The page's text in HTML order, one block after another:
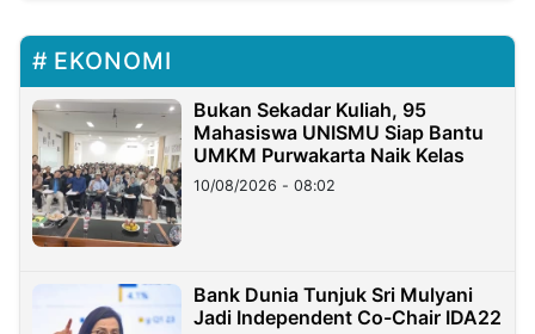
EKONOMI
Bukan Sekadar Kuliah, 95
Mahasiswa UNISMU Siap Bantu
UMKM Purwakarta Naik Kelas
10/08/2026 - 08:02
Bank Dunia Tunjuk Sri Mulyani
Jadi Independent Co-Chair IDA22